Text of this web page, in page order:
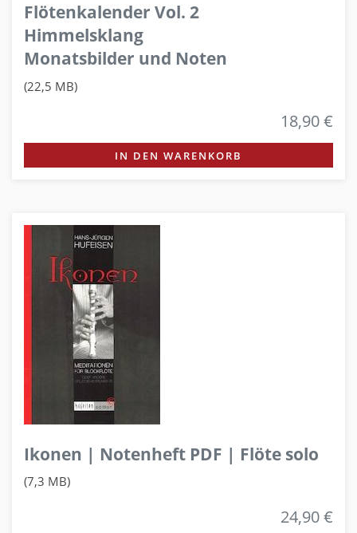
Flötenkalender Vol. 2
Himmelsklang
Monatsbilder und Noten
(22,5 MB)
18,90 €
IN DEN WARENKORB
Ikonen | Notenheft PDF | Flöte solo
(7,3 MB)
24,90 €